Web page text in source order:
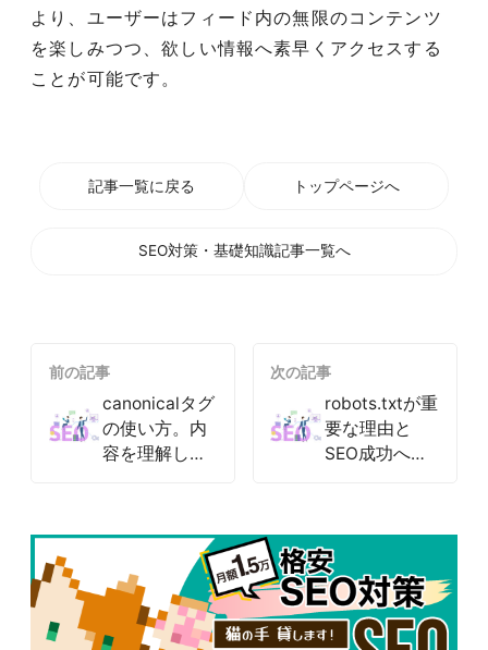
より、ユーザーはフィード内の無限のコンテンツ
を楽しみつつ、欲しい情報へ素早くアクセスする
ことが可能です。
記事一覧に戻る トップページへ
SEO対策・基礎知識記事一覧へ
前の記事
canonicalタグ
の使い方。内
容を理解しよ
次の記事
robots.txtが重
要な理由と
SEO成功への